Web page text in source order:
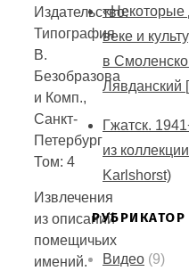
Издательство:
Типография
В.
Безобразова
и Комп.,
Санкт-
Петербург
Том: 4
Извлечения
из описаний
помещичьих
имений.
«Некоторые
веке и
в
Лявданский
Гжатск.
из
Karlshorst)
РУБРИКАТОР
Видео (9)